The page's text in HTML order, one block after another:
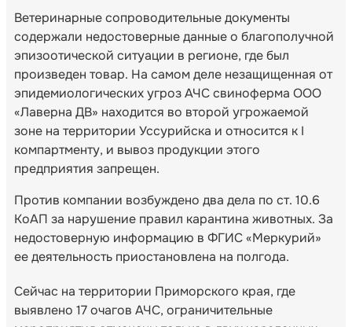
Ветеринарные сопроводительные документы
содержали недостоверные данные о благополучной
эпизоотической ситуации в регионе, где был
произведен товар. На самом деле незащищенная от
эпидемиологических угроз АЧС свиноферма ООО
«Лаверна ДВ» находится во второй угрожаемой
зоне на территории Уссурийска и относится к I
компартменту, и вывоз продукции этого
предприятия запрещен.
Против компании возбуждено два дела по ст. 10.6
КоАП за нарушение правил карантина животных. За
недостоверную информацию в ФГИС «Меркурий»
ее деятельность приостановлена на полгода.
Сейчас на территории Приморского края, где
выявлено 17 очагов АЧС, ограничительные